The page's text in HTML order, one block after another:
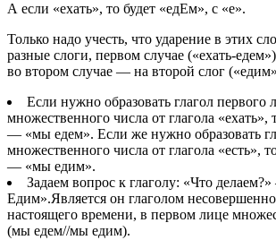
А если «ехать», то будет «едЕм», с «е».
Только надо учесть, что ударение в этих
разные слоги, первом случае («ехать-
во втором случае — на второй слог
Если нужно образовать глагол первого
множественного числа от глагола «ехать»,
— «мы едем». Если же нужно образовать
множественного числа от глагола «есть»,
— «мы едим».
Задаем вопрос к глаголу: «Что
Едим».Является он глаголом
настоящего времени, в первом лице
(мы едем//мы едим).